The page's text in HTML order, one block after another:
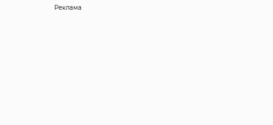
Реклама